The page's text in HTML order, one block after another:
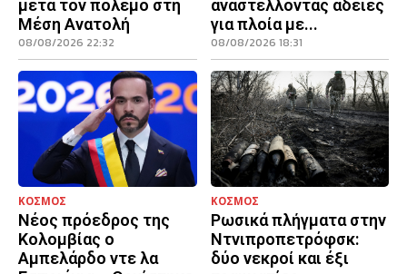
μετά τον πόλεμο στη
Μέση Ανατολή
08/08/2026 22:32
αναστέλλοντας άδειες
για πλοία με...
08/08/2026 18:31
ΚΟΣΜΟΣ
Νέος πρόεδρος της
Κολομβίας ο
Αμπελάρδο ντε λα
ΚΟΣΜΟΣ
Ρωσικά πλήγματα στην
Ντνιπροπετρόφσκ:
δύο νεκροί και έξι